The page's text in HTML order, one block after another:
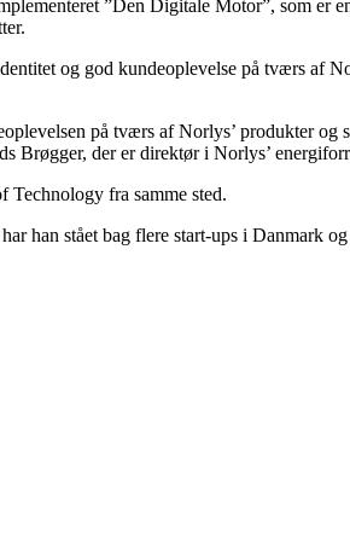
”Den Digitale Motor”, som er
og god kundeoplevelse på tværs af
på tværs af Norlys’ produkter og
Brøgger, der er direktør i Norlys’
fra samme sted.
han stået bag flere start-ups i Danmark